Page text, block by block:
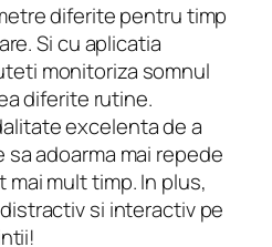
diferite pentru timp
Si cu aplicatia
monitoriza somnul
diferite rutine.
excelenta de a
adoarma mai repede
mai mult timp. In plus,
si interactiv pe